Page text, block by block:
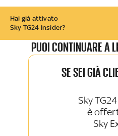
Hai già attivato
Sky TG24 Insider?
PUOI CONTINUARE A
SE SEI GIÀ
Sky
è
Sky